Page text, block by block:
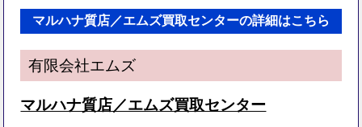
マルハナ質店／エムズ買取センターの詳細はこちら
有限会社エムズ
マルハナ質店／エムズ買取センター